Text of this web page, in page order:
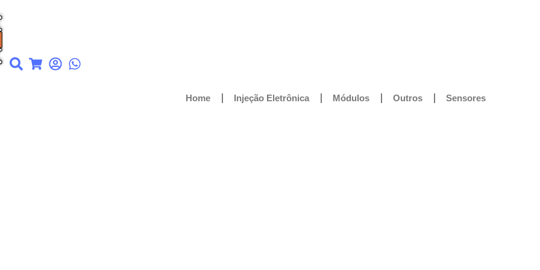
Home Injeção Eletrônica Módulos Outros Sensores